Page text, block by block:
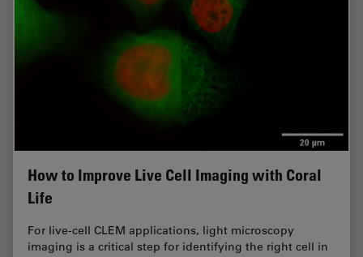
How to Improve Live Cell Imaging with Coral
Life
For live-cell CLEM applications, light microscopy
imaging is a critical step for identifying the right cell in